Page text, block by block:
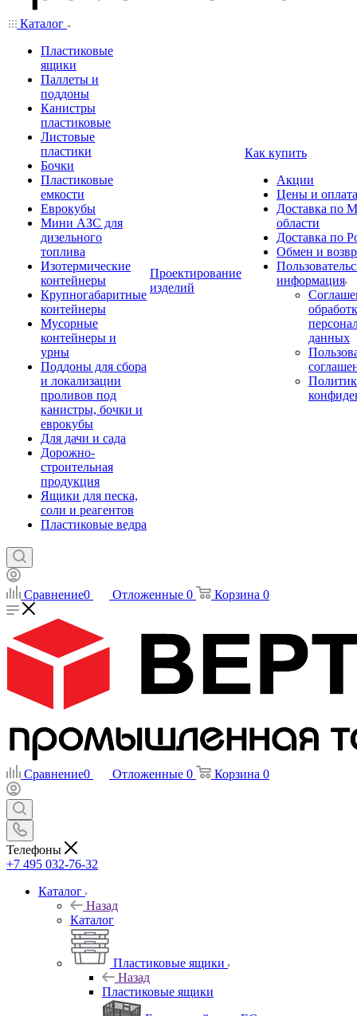
Каталог
Пластиковые
ящики
Паллеты и
поддоны
Канистры
пластиковые
Листовые
пластики
Бочки
Пластиковые
емкости
Еврокубы
Мини АЗС для
дизельного
топлива
Изотермические
контейнеры
Крупногабаритные
контейнеры
Мусорные
контейнеры и
урны
Поддоны для сбора
и локализации
проливов под
канистры, бочки и
еврокубы
Для дачи и сада
Дорожно-
строительная
продукция
Ящики для песка,
соли и реагентов
Пластиковые ведра
Проектирование
изделий
Как купить
Акции
Цены и оплата
Доставка по
области
Доставка по
Обмен и
информация
данных
Сравнение0 Отложенные 0 Корзина 0
Сравнение0 Отложенные 0 Корзина 0
Телефоны
+7 495 032-76-32
Каталог
Назад
Каталог
Пластиковые ящики
Назад
Пластиковые ящики